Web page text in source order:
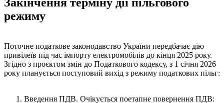
режиму
Поточне податкове законодавство України передбачає дію
привілеїв під час імпорту електромобілів до кінця 2025 року.
Згідно з проєктом змін до Податкового кодексу, з 1 січня 2026
року планується поступовий вихід з режиму податкових пільг:
Введення ПДВ. Очікується поетапне повернення ПДВ: